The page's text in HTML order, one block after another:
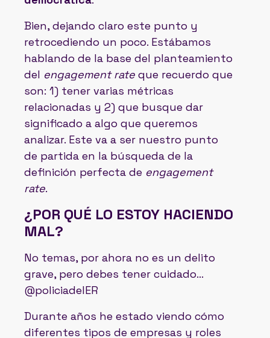
Bien, dejando claro este punto y
retrocediendo un poco. Estábamos
hablando de la base del planteamiento
del engagement rate que recuerdo que
son: 1) tener varias métricas
relacionadas y 2) que busque dar
significado a algo que queremos
analizar. Este va a ser nuestro punto
de partida en la búsqueda de la
definición perfecta de engagement
rate.
¿POR QUÉ LO ESTOY HACIENDO
MAL?
No temas, por ahora no es un delito
grave, pero debes tener cuidado…
@policiadelER
Durante años he estado viendo cómo
diferentes tipos de empresas y roles